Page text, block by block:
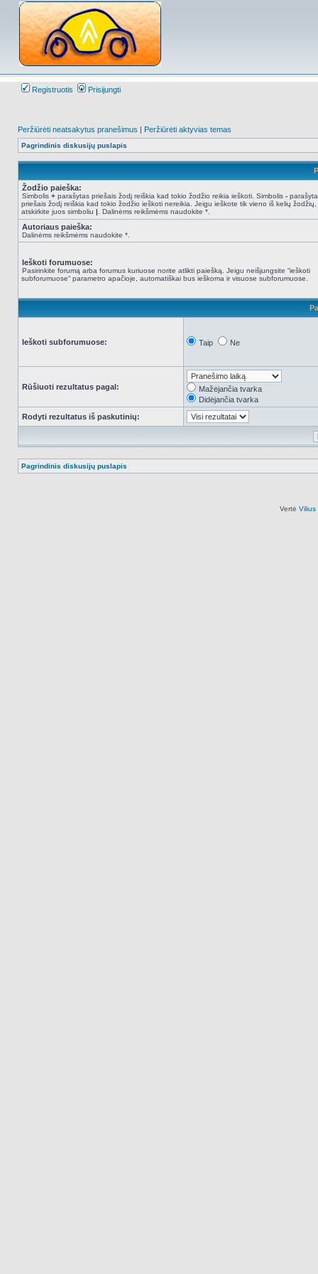
Registruotis Prisijungti
Peržiūrėti neatsakytus pranešimus | Peržiūrėti aktyvias temas
Pagrindinis diskusijų puslapis
Žodžio paieška:
Simbolis + parašytas priešais žodį reiškia kad tokio žodžio reikia ieškoti. Simbolis -
priešais žodį reiškia kad tokio žodžio ieškoti nereikia. Jeigu ieškote tik vieno iš kelių žodžių,
atskirkite juos simboliu | . Dalinėms reikšmėms naudokite *.
Autoriaus paieška:
Dalinėms reikšmėms naudokite *.
Ieškoti forumuose:
Pasirinkite forumą arba forumus kuriuose norite atlikti paiešką. Jeigu neišjungsite “ieškoti
subforumuose“ parametro apačioje, automatiškai bus ieškoma ir visuose subforumuose.
Ieškoti subforumuose: Taip Ne
Rūšiuoti rezultatus pagal:
Mažėjančia tvarka
Didėjančia tvarka
Rodyti rezultatus iš paskutinių:
Pagrindinis diskusijų puslapis
Vertė Vilius